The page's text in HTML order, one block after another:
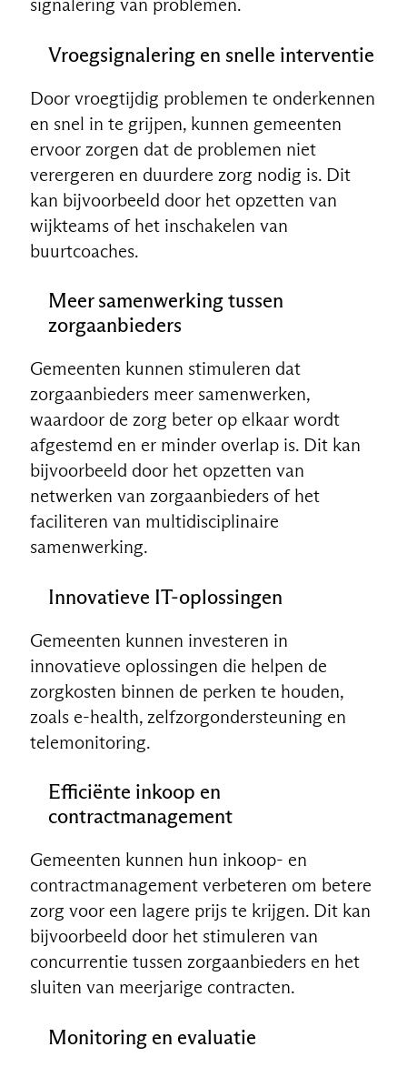
signalering van problemen.
Vroegsignalering en snelle interventie
Door vroegtijdig problemen te onderkennen
en snel in te grijpen, kunnen gemeenten
ervoor zorgen dat de problemen niet
verergeren en duurdere zorg nodig is. Dit
kan bijvoorbeeld door het opzetten van
wijkteams of het inschakelen van
buurtcoaches.
Meer samenwerking tussen
zorgaanbieders
Gemeenten kunnen stimuleren dat
zorgaanbieders meer samenwerken,
waardoor de zorg beter op elkaar wordt
afgestemd en er minder overlap is. Dit kan
bijvoorbeeld door het opzetten van
netwerken van zorgaanbieders of het
faciliteren van multidisciplinaire
samenwerking.
Innovatieve IT-oplossingen
Gemeenten kunnen investeren in
innovatieve oplossingen die helpen de
zorgkosten binnen de perken te houden,
zoals e-health, zelfzorgondersteuning en
telemonitoring.
Efficiënte inkoop en
contractmanagement
Gemeenten kunnen hun inkoop- en
contractmanagement verbeteren om betere
zorg voor een lagere prijs te krijgen. Dit kan
bijvoorbeeld door het stimuleren van
concurrentie tussen zorgaanbieders en het
sluiten van meerjarige contracten.
Monitoring en evaluatie